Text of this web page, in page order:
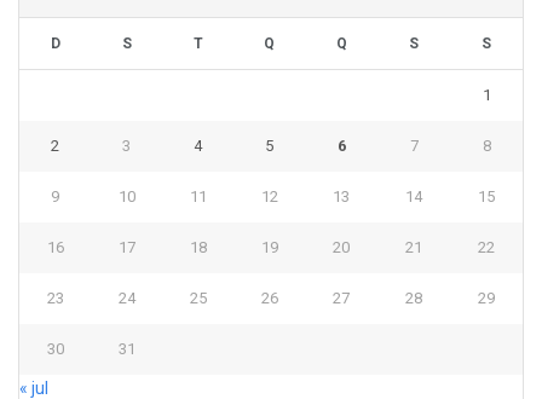
D S T Q Q S S
1
2 3 4 5 6 7 8
9 10 11 12 13 14 15
16 17 18 19 20 21 22
23 24 25 26 27 28 29
30 31
« jul